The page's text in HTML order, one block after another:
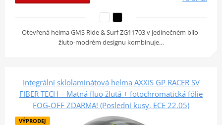
Otevřená helma GMS Ride & Surf ZG11703 v jedinečném bílo-
žluto-modrém designu kombinuje…
Integrální sklolaminátová helma AXXIS GP RACER SV
FIBER TECH – Matná fluo žlutá + fotochromatická fólie
FOG-OFF ZDARMA! (Poslední kusy, ECE 22.05)
VÝPRODEJ